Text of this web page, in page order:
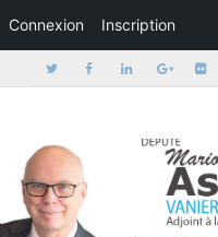
Connexion Inscription